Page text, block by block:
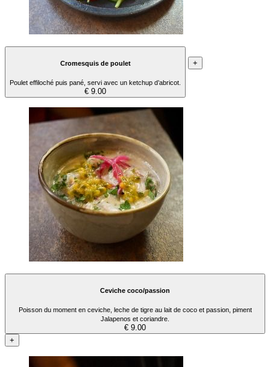
Cromesquis de poulet
Poulet effiloché puis pané, servi avec un ketchup d’abricot.
€ 9.00
+
Ceviche coco/passion
Poisson du moment en ceviche, leche de tigre au lait de coco et passion, piment
Jalapenos et coriandre.
€ 9.00
+